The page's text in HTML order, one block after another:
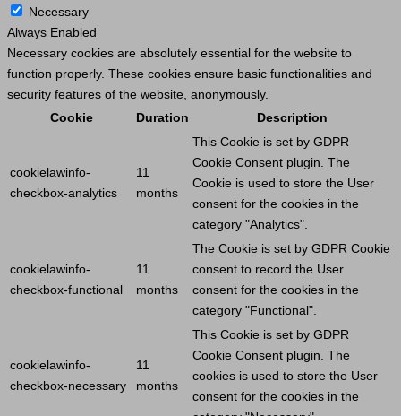
Necessary
Always Enabled
Necessary cookies are absolutely essential for the website to
function properly. These cookies ensure basic functionalities and
security features of the website, anonymously.
Cookie
Duration Description
cookielawinfo-
checkbox-analytics
11
months
This Cookie is set by GDPR
Cookie Consent plugin. The
Cookie is used to store the User
consent for the cookies in the
category "Analytics".
cookielawinfo-
checkbox-functional
11
months
The Cookie is set by GDPR Cookie
consent to record the User
consent for the cookies in the
category "Functional".
cookielawinfo-
checkbox-necessary
11
months
This Cookie is set by GDPR
Cookie Consent plugin. The
cookies is used to store the User
consent for the cookies in the